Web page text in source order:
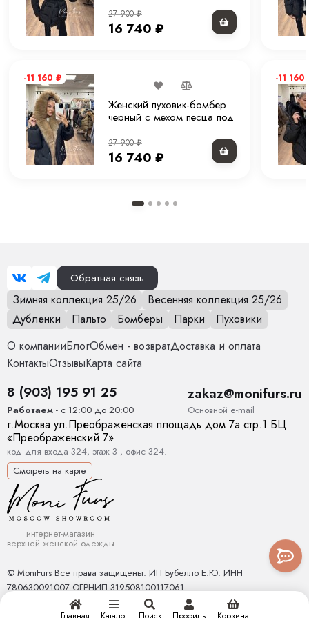
Премиальное исполнение Moni Furs
27 900₽
16 740 ₽
-11 160 ₽
Женский пуховик-бомбер
черный с мехом песца под
см
27 900₽
16 740 ₽
-11 160
Обратная связь
Зимняя коллекция 25/26
Весенняя коллекция 25/26
Дубленки
Пальто Бомберы Парки
Пуховики
О компанииБлогОбмен - возвратДоставка и оплата
КонтактыОтзывыКарта сайта
8 (903) 195 91 25
Работаем - с 12:00 до 20:00
zakaz@monifurs.ru
Основной е-mail
г.Москва ул.Преображенская площадь дом 7а стр.1 БЦ
«Преображенский 7»
код для входа 324, этаж 3 , офис 324.
Смотреть на карте
интернет-магазин
верхней женской одежды
© MoniFurs Все права защищены. ИП Бубелло Е.Ю. ИНН
780630091007 ОГРНИП 319508100117061